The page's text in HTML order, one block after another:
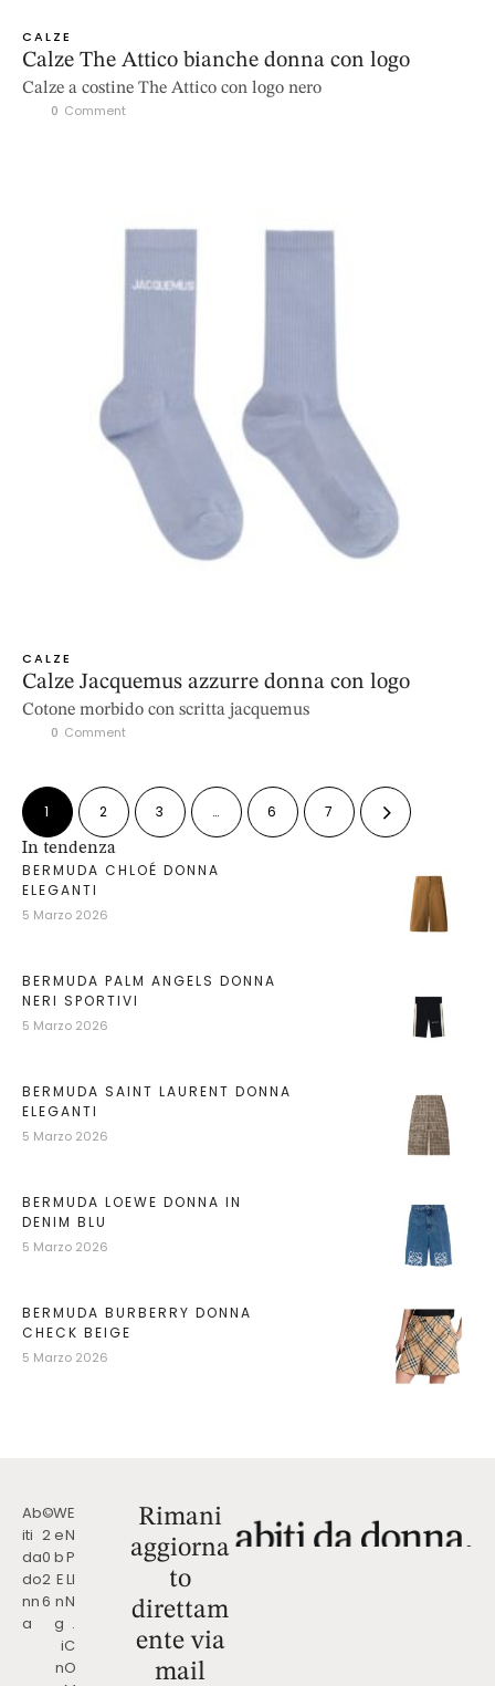
CALZE
Calze The Attico bianche donna con logo
Calze a costine The Attico con logo nero
0 Comment
CALZE
Calze Jacquemus azzurre donna con logo
Cotone morbido con scritta jacquemus
0 Comment
1 2 3 … 6 7
In tendenza
BERMUDA CHLOÉ DONNA
ELEGANTI
5 Marzo 2026
BERMUDA PALM ANGELS DONNA
NERI SPORTIVI
5 Marzo 2026
BERMUDA SAINT LAURENT DONNA
ELEGANTI
5 Marzo 2026
BERMUDA LOEWE DONNA IN
DENIM BLU
5 Marzo 2026
BERMUDA BURBERRY DONNA
CHECK BEIGE
5 Marzo 2026
Ab
iti
da
do
nn
a
©
2
0
2
6
W
e
b
E
n
g
i
n
E
N
P
LI
N
.
C
O
Rimani
aggiorna
to
direttam
ente via
mail